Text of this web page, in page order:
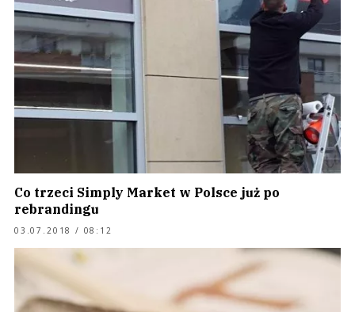
Co trzeci Simply Market w Polsce już po
rebrandingu
03.07.2018 / 08:12